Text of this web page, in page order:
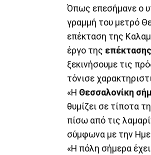
Όπως επεσήμανε ο
γραμμή του μετρό
επέκταση της
έργο της
ξεκινήσουμε τις
τόνισε
«Η Θεσσαλονίκη
θυμίζει σε τίποτα
πίσω από τις
σύμφωνα με την
«Η πόλη σήμερα